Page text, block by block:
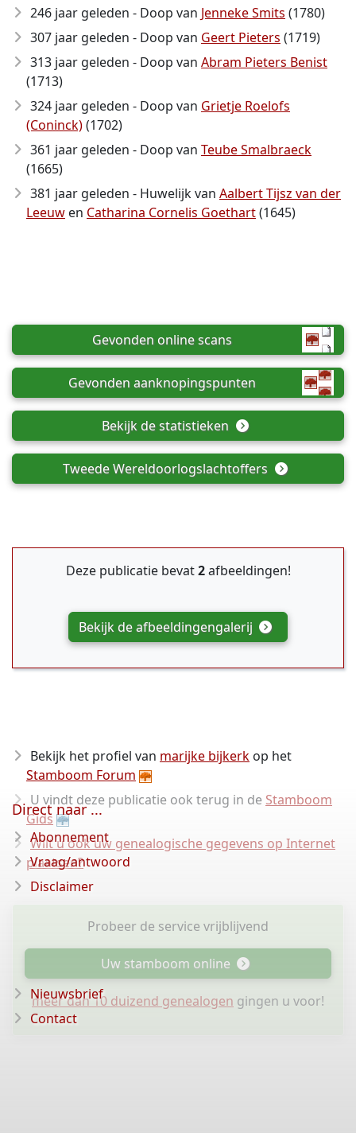
246 jaar geleden - Doop van Jenneke Smits (1780)
307 jaar geleden - Doop van Geert Pieters (1719)
313 jaar geleden - Doop van Abram Pieters Benist
(1713)
324 jaar geleden - Doop van Grietje Roelofs
(Coninck)(1702)
361 jaar geleden - Doop van Teube Smalbraeck
(1665)
381 jaar geleden - Huwelijk van Aalbert Tijsz van der
Leeuw en Catharina Cornelis Goethart(1645)
Gevonden online scans
Gevonden aanknopingspunten
Bekijk de statistieken
Tweede Wereldoorlogslachtoffers
Deze publicatie bevat2afbeeldingen!
Bekijk de afbeeldingengalerij
Bekijk het profiel van marijke bijkerk op het
Stamboom Forum
U vindt deze publicatie ook terug in de Stamboom
Gids
Wilt u ook uw genealogische gegevens op Internet
plaatsen?
Probeer de service vrijblijvend
Uw stamboom online
meer dan 10 duizend genealogen gingen u voor!
Direct naar ...
Abonnement
Vraag/antwoord
Disclaimer
Nieuwsbrief
Contact